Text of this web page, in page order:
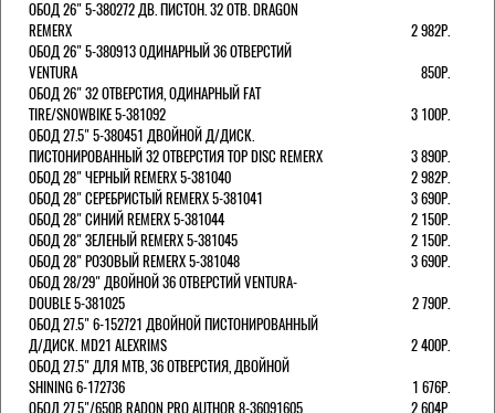
ОБОД 26" 5-380272 ДВ. ПИСТОН. 32 ОТВ. DRAGON
REMERX
2 982Р.
ОБОД 26" 5-380913 ОДИНАРНЫЙ 36 ОТВЕРСТИЙ
VENTURA
850Р.
ОБОД 26" 32 ОТВЕРСТИЯ, ОДИНАРНЫЙ FAT
TIRE/SNOWBIKE 5-381092
3 100Р.
ОБОД 27.5" 5-380451 ДВОЙНОЙ Д/ДИСК.
ПИСТОНИРОВАННЫЙ 32 ОТВЕРСТИЯ TOP DISC REMERX
3 890Р.
ОБОД 28" ЧЕРНЫЙ REMERX 5-381040
2 982Р.
ОБОД 28" СЕРЕБРИСТЫЙ REMERX 5-381041
3 690Р.
ОБОД 28" СИНИЙ REMERX 5-381044
2 150Р.
ОБОД 28" ЗЕЛЕНЫЙ REMERX 5-381045
2 150Р.
ОБОД 28" РОЗОВЫЙ REMERX 5-381048
3 690Р.
ОБОД 28/29" ДВОЙНОЙ 36 ОТВЕРСТИЙ VENTURA-
DOUBLE 5-381025
2 790Р.
ОБОД 27.5" 6-152721 ДВОЙНОЙ ПИСТОНИРОВАННЫЙ
Д/ДИСК. MD21 ALEXRIMS
2 400Р.
ОБОД 27.5" ДЛЯ MTB, 36 ОТВЕРСТИЯ, ДВОЙНОЙ
SHINING 6-172736
1 676Р.
ОБОД 27,5"/650B RADON PRO AUTHOR 8-36091605
2 604Р.